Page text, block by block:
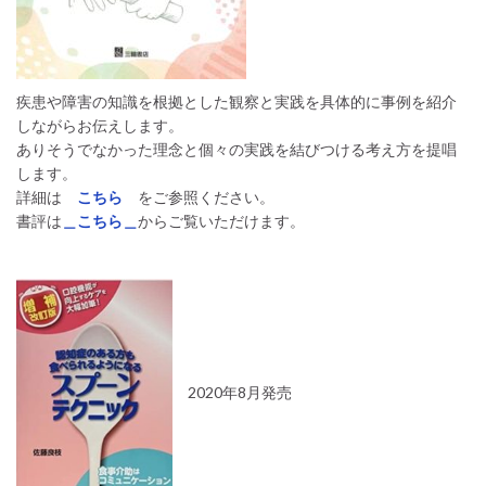
疾患や障害の知識を根拠とした観察と実践を具体的に事例を紹介
しながらお伝えします。
ありそうでなかった理念と個々の実践を結びつける考え方を提唱
します。
詳細は
こちら
をご参照ください。
書評は ＿こちら＿ からご覧いただけます。
2020年8月発売